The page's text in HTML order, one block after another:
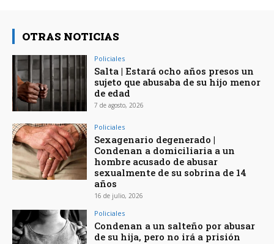
OTRAS NOTICIAS
Policiales
Salta | Estará ocho años presos un
sujeto que abusaba de su hijo menor
de edad
7 de agosto, 2026
Policiales
Sexagenario degenerado |
Condenan a domiciliaria a un
hombre acusado de abusar
sexualmente de su sobrina de 14
años
16 de julio, 2026
Policiales
Condenan a un salteño por abusar
de su hija, pero no irá a prisión